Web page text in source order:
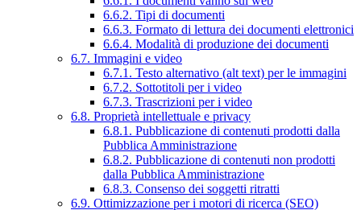
6.6.2. Tipi di documenti
6.6.3. Formato di lettura dei documenti elettronici
6.6.4. Modalità di produzione dei documenti
6.7. Immagini e video
6.7.1. Testo alternativo (alt text) per le immagini
6.7.2. Sottotitoli per i video
6.7.3. Trascrizioni per i video
6.8. Proprietà intellettuale e privacy
6.8.1. Pubblicazione di contenuti prodotti dalla
Pubblica Amministrazione
6.8.2. Pubblicazione di contenuti non prodotti
dalla Pubblica Amministrazione
6.8.3. Consenso dei soggetti ritratti
6.9. Ottimizzazione per i motori di ricerca (SEO)